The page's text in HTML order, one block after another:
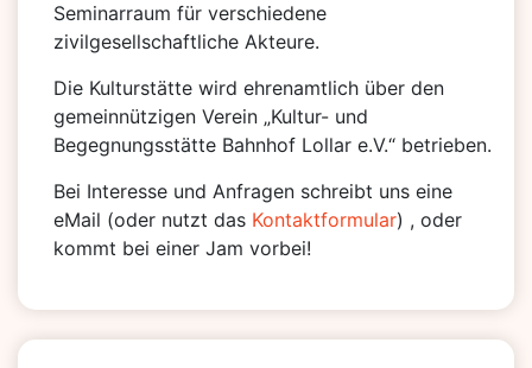
Seminarraum für verschiedene
zivilgesellschaftliche Akteure.
Die Kulturstätte wird ehrenamtlich über den
gemeinnützigen Verein „Kultur- und
Begegnungsstätte Bahnhof Lollar e.V.“ betrieben.
Bei Interesse und Anfragen schreibt uns eine
eMail (oder nutzt das Kontaktformular) , oder
kommt bei einer Jam vorbei!